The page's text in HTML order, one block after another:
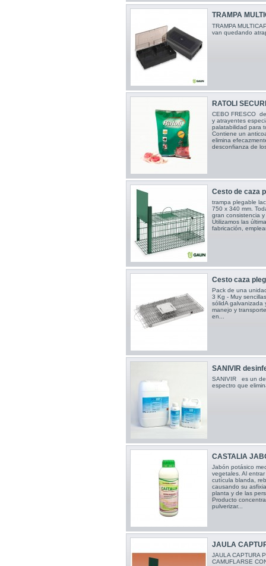
TRAMPA
TRAMPA
van quedando
RATOLI
CEBO FRESCO
y atrayentes
palatabilidad para
Contiene un
elimina
desconfianza de
Cesto de caza
trampa plegable
750 x 340 mm.
gran consistencia
Utilizamos las
fabricación,
Cesto caza
Pack de una
3 Kg - Muy
sólidA galvanizada
manejo y
en...
SANIVIR
SANIVIR es un
espectro que
CASTALIA
Jabón potásico
vegetales. Al
cutícula blanda,
causando su
planta y de las
Producto
pulverizar...
JAULA
JAULA CAPTURA
CAMUFLARSE